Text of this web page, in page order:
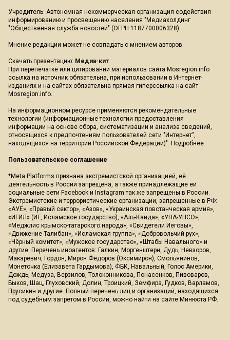
Учредитель: Автономная некоммерческая организация содействия
информированию и просвещению населения "Медиахолдинг
"Общественная служба новостей" (ОГРН 1187700006328).
Мнение редакции может не совпадать с мнением авторов.
Скачать презентацию: Медиа-кит
При перепечатке или цитировании материалов сайта Mosregion.info
ссылка на источник обязательна, при использовании в Интернет-
изданиях и на сайтах обязательна прямая гиперссылка на сайт
Mosregion.info.
На информационном ресурсе применяются рекомендательные
технологии (информационные технологии предоставления
информации на основе сбора, систематизации и анализа сведений,
относящихся к предпочтениям пользователей сети "Интернет",
находящихся на территории Российской Федерации)". Подробнее.
Пользовательское соглашение
*Meta Platforms признана экстремистской организацией, её
деятельность в России запрещена, а также принадлежащие ей
социальные сети Facebook и Instagram так же запрещены в России.
Экстремистские и террористические организации, запрещенные в РФ:
«АУЕ», «Правый сектор», «Азов», «Украинская повстанческая армия»,
«ИГИЛ» (ИГ, Исламское государство), «Аль-Каида», «УНА-УНСО»,
«Меджлис крымско-татарского народа», «Свидетели Иеговы»,
«Движение Талибан», «Исламская группа», «Добровольчий рух»,
«Чёрный комитет», «Мужское государство», «Штабы Навального» и
другие. Перечень иноагентов: Галкин, Моргенштерн, Дудь, Невзоров,
Макаревич, Гордон, Мирон Фёдоров (Оксимирон), Смольянинов,
Монеточка (Елизавета Гардымова), ФБК, Навальный, Голос Америки,
Дождь, Медуза, Верзилов, Толоконникова, Понасенков, Пивоваров,
Быков, Шац, Глуховский, Долин, Троицкий, Земфира, Гудков, Варламов,
Прусикин и другие. Полный перечень лиц и организаций, находящихся
под судебным запретом в России, можно найти на сайте Минюста РФ.